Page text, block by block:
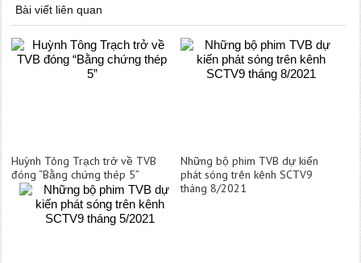
Bài viết liên quan
Huỳnh Tông Trạch trở về TVB
đóng “Bằng chứng thép 5”
Những bộ phim TVB dự kiến
phát sóng trên kênh SCTV9
tháng 8/2021